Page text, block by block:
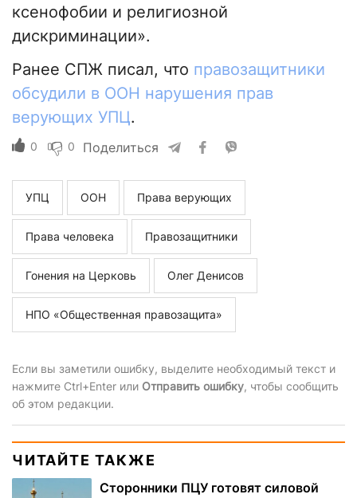
ксенофобии и религиозной
дискриминации».
Ранее СПЖ писал, что правозащитники
обсудили в ООН нарушения прав
верующих УПЦ.
0 0 Поделиться
УПЦ ООН Права верующих
Права человека Правозащитники
Гонения на Церковь Олег Денисов
НПО «Общественная правозащита»
Если вы заметили ошибку, выделите необходимый текст и
нажмите Ctrl+Enter или Отправить ошибку, чтобы сообщить
об этом редакции.
ЧИТАЙТЕ ТАКЖЕ
Сторонники ПЦУ готовят силовой